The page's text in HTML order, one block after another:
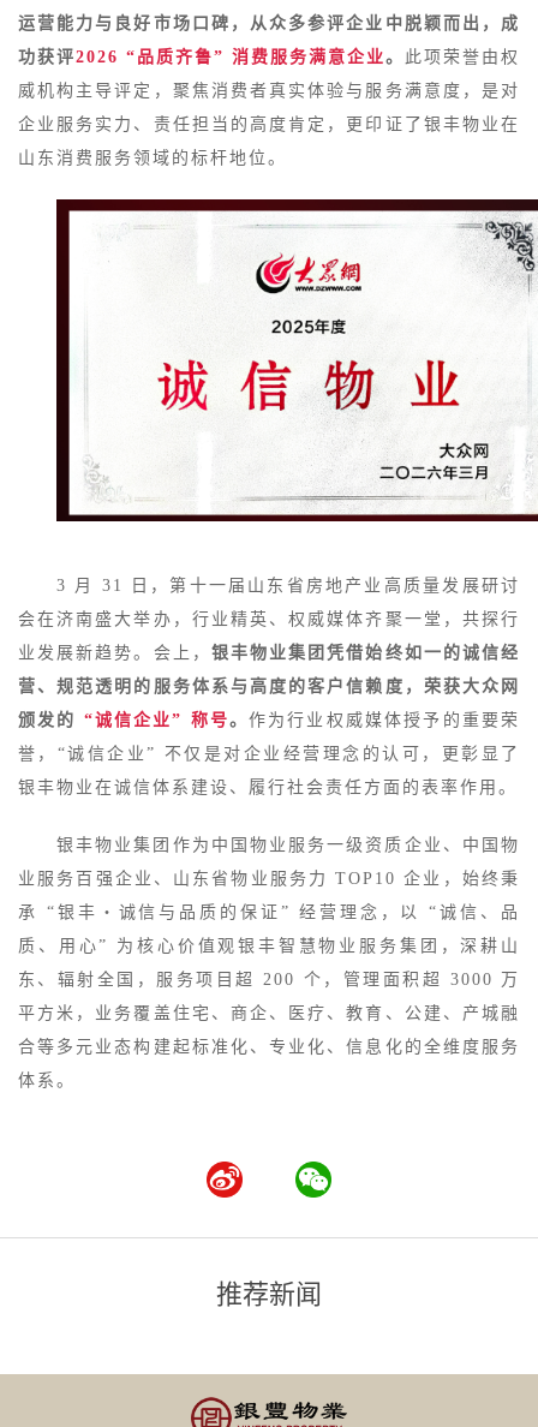
运营能力与良好市场口碑，从众多参评企业中脱颖而出，成
功获评2026 “品质齐鲁” 消费服务满意企业。 此项荣誉由权
威机构主导评定，聚焦消费者真实体验与服务满意度，是对
企业服务实力、责任担当的高度肯定，更印证了银丰物业在
山东消费服务领域的标杆地位。
3 月 31 日，第十一届山东省房地产业高质量发展研讨
会在济南盛大举办，行业精英、权威媒体齐聚一堂，共探行
业发展新趋势。会上， 银丰物业集团凭借始终如一的诚信经
营、规范透明的服务体系与高度的客户信赖度，荣获大众网
颁发的 “诚信企业” 称号。作为行业权威媒体授予的重要荣
誉，“诚信企业” 不仅是对企业经营理念的认可，更彰显了
银丰物业在诚信体系建设、履行社会责任方面的表率作用。
银丰物业集团作为中国物业服务一级资质企业、中国物
业服务百强企业、山东省物业服务力 TOP10 企业，始终秉
承 “银丰・诚信与品质的保证” 经营理念，以 “诚信、品
质、用心” 为核心价值观银丰智慧物业服务集团，深耕山
东、辐射全国，服务项目超 200 个，管理面积超 3000 万
平方米，业务覆盖住宅、商企、医疗、教育、公建、产城融
合等多元业态构建起标准化、专业化、信息化的全维度服务
体系。
推荐新闻